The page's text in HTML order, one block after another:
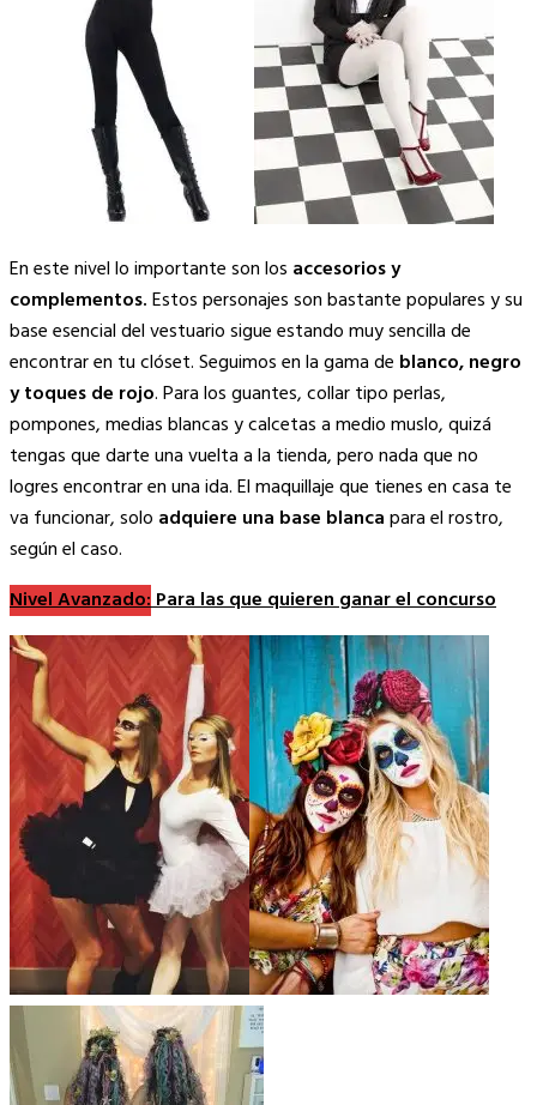
En este nivel lo importante son los accesorios y
complementos.Estos personajes son bastante populares y su
base esencial del vestuario sigue estando muy sencilla de
encontrar en tu clóset. Seguimos en la gama de blanco, negro
y toques de rojo. Para los guantes, collar tipo perlas,
pompones, medias blancas y calcetas a medio muslo, quizá
tengas que darte una vuelta a la tienda, pero nada que no
logres encontrar en una ida. El maquillaje que tienes en casa te
va funcionar, solo adquiere una base blancapara el rostro,
según el caso.
Nivel Avanzado:Para las que quieren ganar el concurso